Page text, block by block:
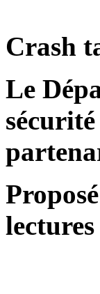
Crash
Le
lectures